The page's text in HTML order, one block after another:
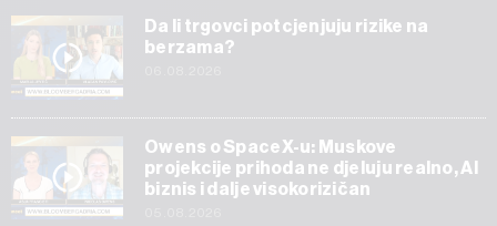
Da li trgovci potcjenjuju rizike na
berzama?
Owens o SpaceX-u: Muskove
projekcije prihoda ne djeluju realno, AI
biznis i dalje visokorizičan